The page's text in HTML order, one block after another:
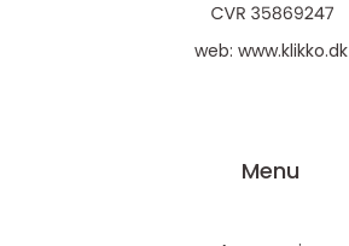
web: www.klikko.dk
Menu